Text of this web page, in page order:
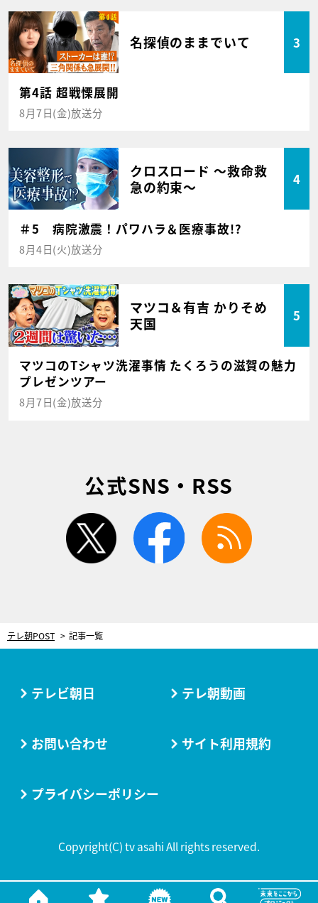
名探偵のままでいて 3
第4話 超戦慄展開
8月7日(金)放送分
クロスロード ～救命救
急の約束～
4
＃5 病院激震！パワハラ＆医療事故!?
8月4日(火)放送分
マツコ＆有吉 かりそめ
天国
5
マツコのTシャツ洗濯事情 たくろうの滋賀の魅力
プレゼンツアー
8月7日(金)放送分
公式SNS・RSS
twitter facebook
テレ朝POST 記事一覧
テレビ朝日 テレ朝動画
お問い合わせ サイト利用規約
プライバシーポリシー
Copyright(C) tv asahi All rights reserved.